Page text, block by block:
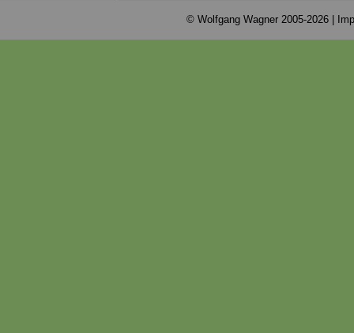
© Wolfgang Wagner 2005-2026 |